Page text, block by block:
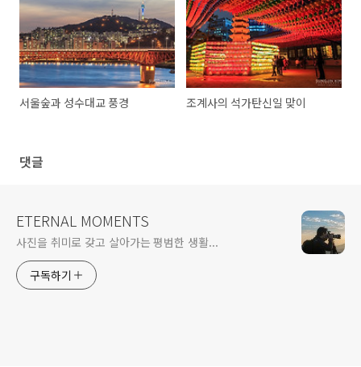
서울숲과 성수대교 풍경 조계사의 석가탄신일 맞이
댓글
ETERNAL MOMENTS
사진을 취미로 갖고 살아가는 평범한 생활...
구독하기